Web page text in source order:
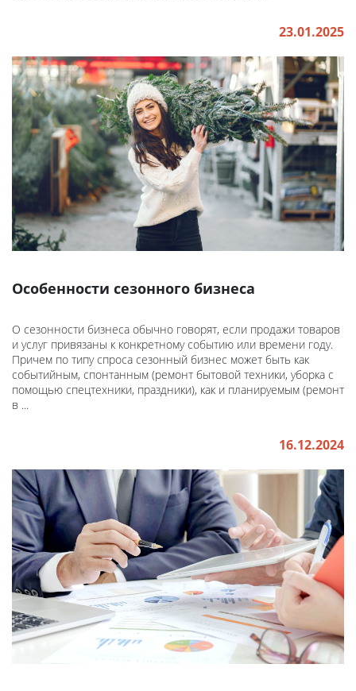
23.01.2025
Особенности сезонного бизнеса
О сезонности бизнеса обычно говорят, если продажи товаров
и услуг привязаны к конкретному событию или времени году.
Причем по типу спроса сезонный бизнес может быть как
событийным, спонтанным (ремонт бытовой техники, уборка с
помощью спецтехники, праздники), как и планируемым (ремонт
в ...
16.12.2024